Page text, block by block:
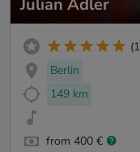
Julian Adler
Berlin
149 km
from 400 €